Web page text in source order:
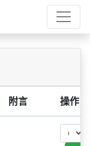
附言 操作